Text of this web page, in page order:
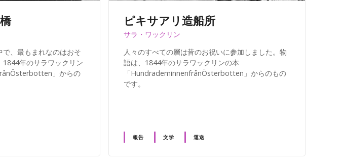
で、最もまれなのはおそ
1844年のサラワックリン
」からの
ピキサアリ造船所
サラ・ワックリン
人々のすべての層は昔のお祝いに参加しました。物
語は、1844年のサラワックリンの本
「HundrademinnenfrånÖsterbotten」からのもの
です。
報告 文学 運送